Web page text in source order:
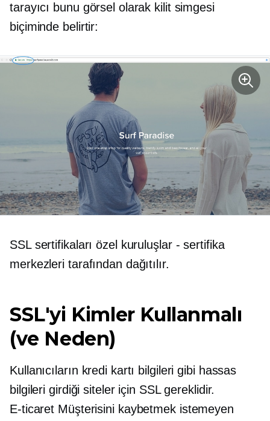
tarayıcı bunu görsel olarak kilit simgesi
biçiminde belirtir:
SSL sertifikaları özel kuruluşlar - sertifika
merkezleri tarafından dağıtılır.
SSL'yi Kimler Kullanmalı
(ve Neden)
Kullanıcıların kredi kartı bilgileri gibi hassas
bilgileri girdiği siteler için SSL gereklidir.
E-ticaret Müşterisini kaybetmek istemeyen